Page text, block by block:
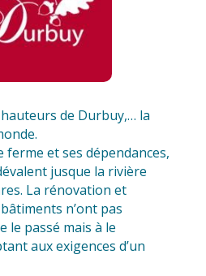
de Durbuy,… la
ferme et ses dépendances,
jusque la rivière
La rénovation et
n’ont pas
le passé mais à le
aux exigences d’un